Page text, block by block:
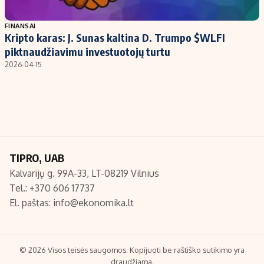
Populiarios temos
Investavimas
Akcijų rinka
Titulinis
Nedarbo išmokos skaičiuoklė
Redakcija
Turinio žymėjimo taisyklės
FINANSAI
Kripto karas: J. Sunas kaltina D. Trumpo $WLFI
piktnaudžiavimu investuotojų turtu
2026-04-15
TIPRO, UAB
Kalvarijų g. 99A-33, LT-08219 Vilnius
Tel.: +370 606 17737
El. paštas: info@ekonomika.lt
© 2026 Visos teisės saugomos. Kopijuoti be raštiško sutikimo yra
draudžiama.